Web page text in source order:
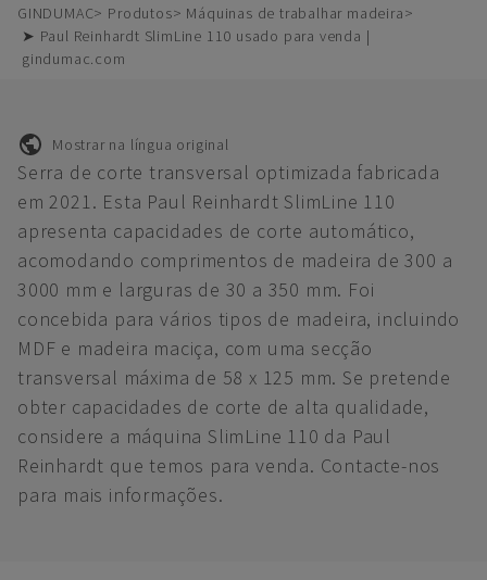
GINDUMAC Produtos
Máquinas de trabalhar madeira
➤ Paul Reinhardt SlimLine 110 usado para venda |
gindumac.com
Mostrar na língua original
Serra de corte transversal optimizada fabricada
em 2021. Esta Paul Reinhardt SlimLine 110
apresenta capacidades de corte automático,
acomodando comprimentos de madeira de 300 a
3000 mm e larguras de 30 a 350 mm. Foi
concebida para vários tipos de madeira, incluindo
MDF e madeira maciça, com uma secção
transversal máxima de 58 x 125 mm. Se pretende
obter capacidades de corte de alta qualidade,
considere a máquina SlimLine 110 da Paul
Reinhardt que temos para venda. Contacte-nos
para mais informações.